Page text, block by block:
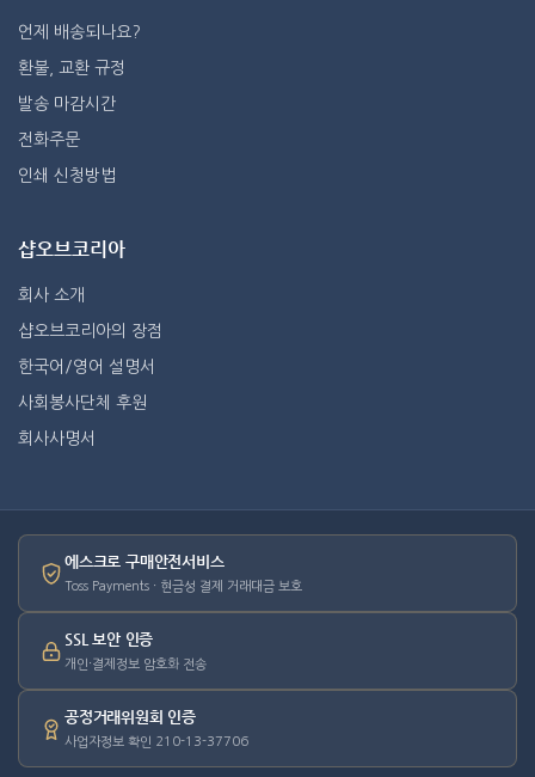
언제 배송되나요?
환불, 교환 규정
발송 마감시간
전화주문
인쇄 신청방법
샵오브코리아
회사 소개
샵오브코리아의 장점
한국어/영어 설명서
사회봉사단체 후원
회사사명서
에스크로 구매안전서비스
Toss Payments · 현금성 결제 거래대금 보호
SSL 보안 인증
개인·결제정보 암호화 전송
공정거래위원회 인증
사업자정보 확인 210-13-37706